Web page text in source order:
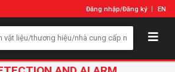
Đăng nhập/Đăng ký EN